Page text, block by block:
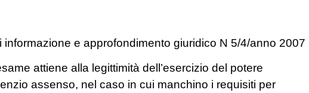
e approfondimento giuridico N 5/4/anno 2007
attiene alla legittimità dell’esercizio del potere
assenso, nel caso in cui manchino i requisiti per